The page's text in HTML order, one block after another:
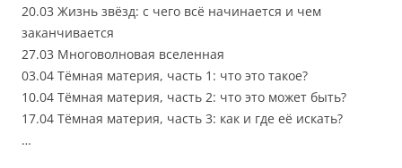
20.03 Жизнь звёзд: с чего всё начинается и чем
заканчивается
27.03 Многоволновая вселенная
03.04 Тёмная материя, часть 1: что это такое?
10.04 Тёмная материя, часть 2: что это может быть?
17.04 Тёмная материя, часть 3: как и где её искать?
…